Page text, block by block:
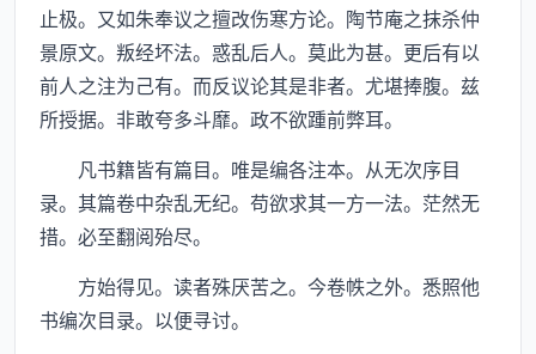
止极。又如朱奉议之擅改伤寒方论。陶节庵之抹杀仲
景原文。叛经坏法。惑乱后人。莫此为甚。更后有以
前人之注为己有。而反议论其是非者。尤堪捧腹。兹
所授据。非敢夸多斗靡。政不欲踵前弊耳。
凡书籍皆有篇目。唯是编各注本。从无次序目
录。其篇卷中杂乱无纪。苟欲求其一方一法。茫然无
措。必至翻阅殆尽。
方始得见。读者殊厌苦之。今卷帙之外。悉照他
书编次目录。以便寻讨。